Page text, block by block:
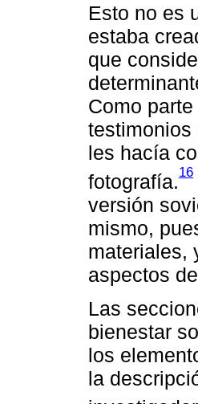
Esto no es
estaba
que
Como
testimonios
les hacía
fotografía.16
versión
mismo,
materiales,
aspectos
Las
bienestar
los
la